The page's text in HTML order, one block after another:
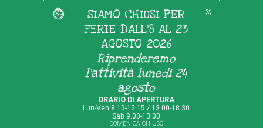
SIAMO CHIUSI PER
FERIE DALL'8 AL 23
AGOSTO 2026
Riprenderemo
l'attività lunedì 24
agosto
ORARIO DI APERTURA
Lun-Ven 8.15-12.15 / 13.00-18.30
Sab 9.00-13.00
DOMENICA CHIUSO